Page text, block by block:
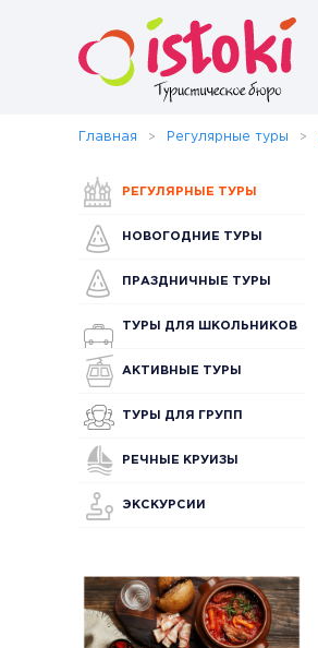
Главная Регулярные туры
РЕГУЛЯРНЫЕ ТУРЫ
НОВОГОДНИЕ ТУРЫ
ПРАЗДНИЧНЫЕ ТУРЫ
ТУРЫ ДЛЯ ШКОЛЬНИКОВ
АКТИВНЫЕ ТУРЫ
ТУРЫ ДЛЯ ГРУПП
РЕЧНЫЕ КРУИЗЫ
ЭКСКУРСИИ